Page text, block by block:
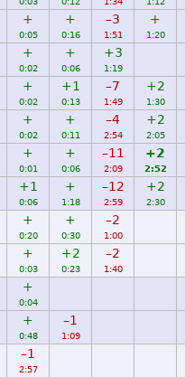
+
0:05
+
0:16
–3
1:51
+
1:20
+
0:02
+
0:06
+3
1:19
+
0:02
+1
0:13
–7
1:49
+2
1:30
+
0:02
+
0:11
–4
2:54
+2
2:05
+
0:01
+
0:06
–11
2:09
+2
2:52
+1
0:06
+
1:18
–12
2:59
+2
2:30
+
0:20
+
0:30
–2
1:00
+
0:03
+2
0:23
–2
1:40
+
0:04
+
0:48
–1
1:09
–1
2:57